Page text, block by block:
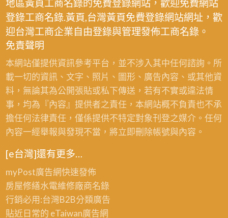
地區黃頁工商名錄的免費登錄網站，歡迎免費網站
登錄工商名錄.黃頁,台灣黃頁免費登錄網站網址，歡
迎台灣工商企業自由登錄與管理發佈工商名錄。
免責聲明
本網站僅提供資訊參考平台，並不涉入其中任何諮詢。所
載一切的資訊、文字、照片、圖形、廣告內容、或其他資
料，無論其為公開張貼或私下傳送，若有不實或違法情
事，均為『內容』提供者之責任，本網站概不負責也不承
擔任何法律責任，僅係提供不特定對象刊登之媒介。任何
內容一經舉報與發現不當，將立即刪除帳號與內容。
[e台灣]還有更多…
myPost廣告網快速發佈
房屋修繕水電維修廠商名錄
行銷必用:台灣B2B分類廣告
貼近日常的 eTaiwan廣告網